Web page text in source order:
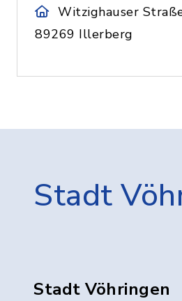
Witzighauser
89269 Illerberg
Stadt
Stadt Vöhringen